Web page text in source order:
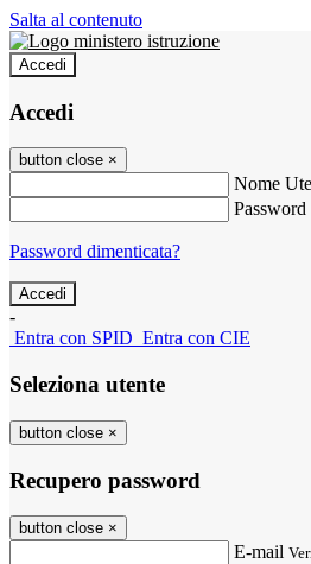
Salta al contenuto
Accedi
Accedi
button close ×
Nome
Password
Password dimenticata?
-
Entra con SPID Entra con CIE
Seleziona utente
button close ×
Recupero password
button close ×
E-mail